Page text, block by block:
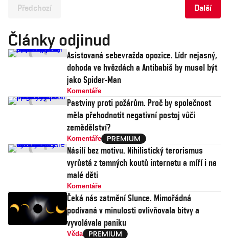
Předchozí Další
Články odjinud
Asistovaná sebevražda opozice. Lídr nejasný,
dohoda ve hvězdách a Antibabiš by musel být
jako Spider-Man
Komentáře
Pastviny proti požárům. Proč by společnost
měla přehodnotit negativní postoj vůči
zemědělství?
Komentáře
Násilí bez motivu. Nihilistický terorismus
vyrůstá z temných koutů internetu a míří i na
malé děti
Komentáře
Čeká nás zatmění Slunce. Mimořádná
podívaná v minulosti ovlivňovala bitvy a
vyvolávala paniku
Věda